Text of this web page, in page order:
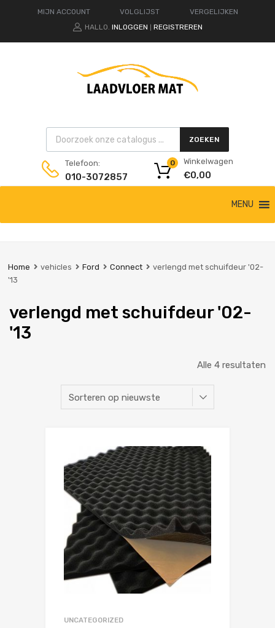
MIJN ACCOUNT VOLGLIJST
VERGELIJKEN
HALLO. INLOGGEN REGISTREREN
Products search ZOEKEN
Telefoon:
010-3072857
Winkelwagen
€0,00
0
de
MENU
Home vehicles Ford Connect
verlengd met schuifdeur '02-
'13
verlengd met schuifdeur '02-
'13
Alle 4 resultaten
UNCATEGORIZED